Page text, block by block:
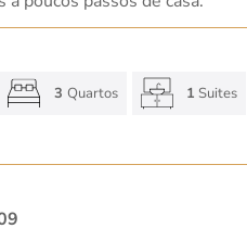
3 Quartos 1 Suites